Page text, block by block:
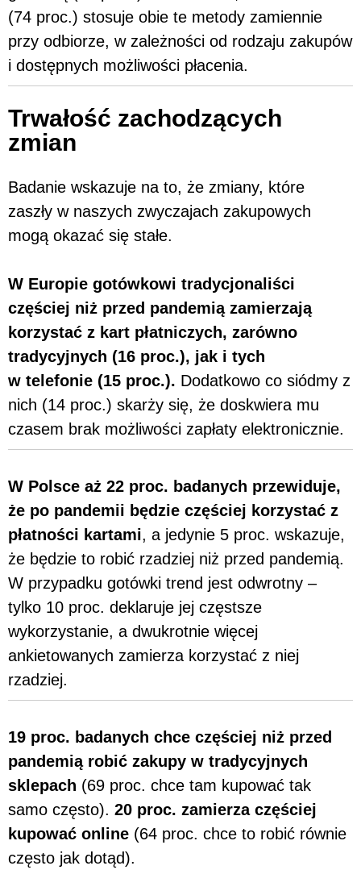
(74 proc.) stosuje obie te metody zamiennie
przy odbiorze, w zależności od rodzaju zakupów
i dostępnych możliwości płacenia.
Trwałość zachodzących
zmian
Badanie wskazuje na to, że zmiany, które
zaszły w naszych zwyczajach zakupowych
mogą okazać się stałe.
W Europie gotówkowi tradycjonaliści
częściej niż przed pandemią zamierzają
korzystać z kart płatniczych, zarówno
tradycyjnych (16 proc.), jak i tych
w telefonie (15 proc.). Dodatkowo co siódmy z
nich (14 proc.) skarży się, że doskwiera mu
czasem brak możliwości zapłaty elektronicznie.
W Polsce aż 22 proc. badanych przewiduje,
że po pandemii będzie częściej korzystać z
płatności kartami, a jedynie 5 proc. wskazuje,
że będzie to robić rzadziej niż przed pandemią.
W przypadku gotówki trend jest odwrotny –
tylko 10 proc. deklaruje jej częstsze
wykorzystanie, a dwukrotnie więcej
ankietowanych zamierza korzystać z niej
rzadziej.
19 proc. badanych chce częściej niż przed
pandemią robić zakupy w tradycyjnych
sklepach (69 proc. chce tam kupować tak
samo często). 20 proc. zamierza częściej
kupować online (64 proc. chce to robić równie
często jak dotąd).